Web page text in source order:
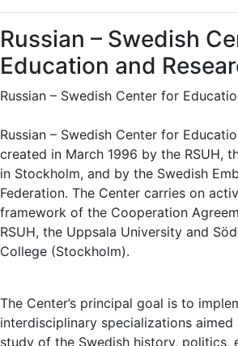
Russian – Swedish
Education and
Russian – Swedish Center for
Russian – Swedish Center for
created in March 1996 by the RSUH,
in Stockholm, and by the Swedish
Federation. The Center carries on
framework of the Cooperation
RSUH, the Uppsala University and
College (Stockholm).
The Center’s principal goal is to
interdisciplinary specializations
study of the Swedish history, politics,